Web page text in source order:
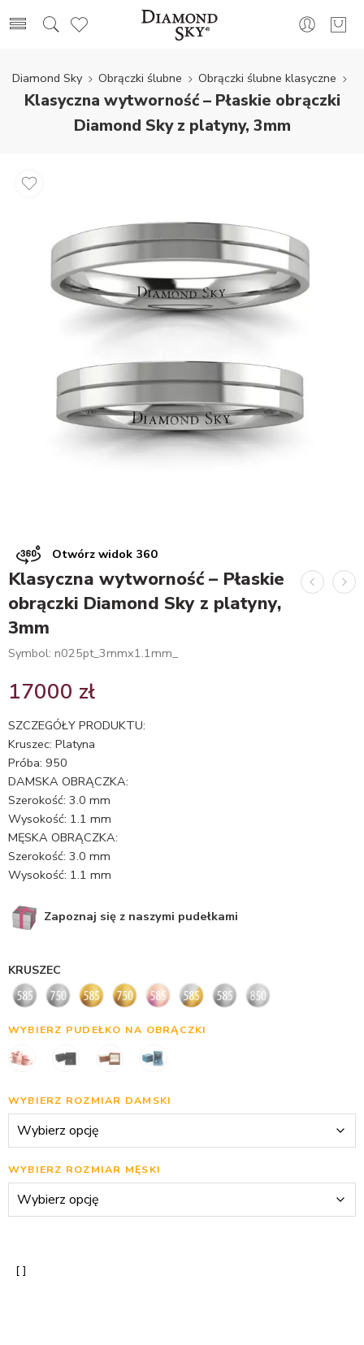
Diamond Sky Obrączki ślubne Obrączki ślubne klasyczne
Klasyczna wytworność – Płaskie obrączki
Diamond Sky z platyny, 3mm
Otwórz widok 360
Klasyczna wytworność – Płaskie
obrączki Diamond Sky z platyny,
3mm
Symbol: n025pt_3mmx1.1mm_
17000 zł
SZCZEGÓŁY PRODUKTU:
Kruszec: Platyna
Próba: 950
DAMSKA OBRĄCZKA:
Szerokość: 3.0 mm
Wysokość: 1.1 mm
MĘSKA OBRĄCZKA:
Szerokość: 3.0 mm
Wysokość: 1.1 mm
Zapoznaj się z naszymi pudełkami
KRUSZEC
WYBIERZ PUDEŁKO NA OBRĄCZKI
WYBIERZ ROZMIAR DAMSKI
WYBIERZ ROZMIAR MĘSKI